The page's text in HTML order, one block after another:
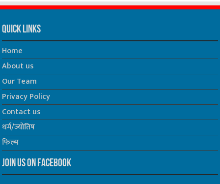
Quick Links
Home
About us
Our Team
Privacy Policy
Contact us
धर्म/ज्योतिष
फिल्म